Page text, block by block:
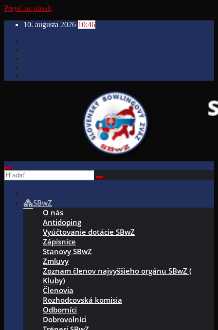
Prejsť na obsah
10. augusta 2026 10:46
SBwZ
O nás
Antidoping
Vyúčtovanie dotácie SBwZ
Zápisnice
Stanovy SBwZ
Zmluvy
Zoznam členov najvyššieho orgánu SBwZ (
Kluby)
Členovia
Rozhodcovská komisia
Odborníci
Dobrovolníci